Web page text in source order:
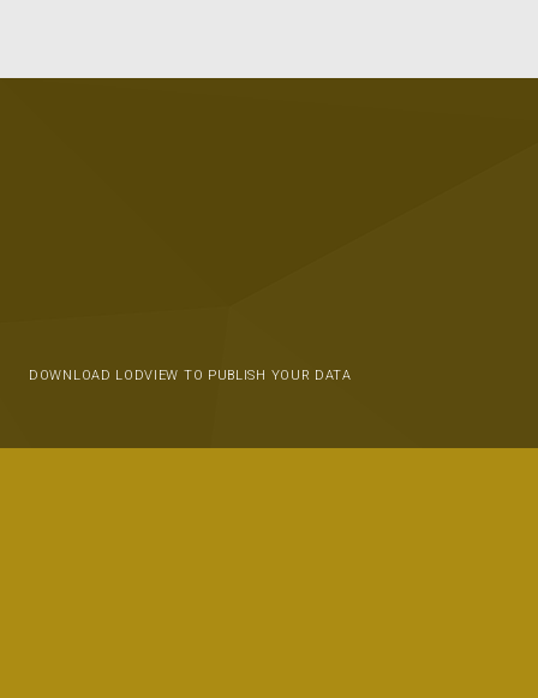
DOWNLOAD LODVIEW TO PUBLISH YOUR DATA